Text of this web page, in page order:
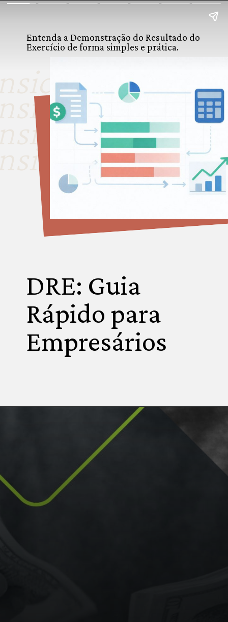
look
look
look
look
Entenda a Demonstração do Resultado do
Exercício de forma simples e prática.
DRE: Guia
Rápido para
Empresários